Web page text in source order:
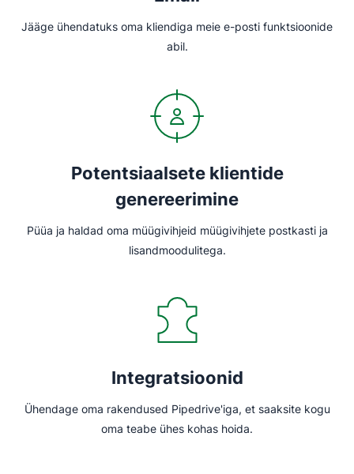
Jääge ühendatuks oma kliendiga meie e-posti funktsioonide
abil.
Potentsiaalsete klientide
genereerimine
Püüa ja haldad oma müügivihjeid müügivihjete postkasti ja
lisandmoodulitega.
Integratsioonid
Ühendage oma rakendused Pipedrive'iga, et saaksite kogu
oma teabe ühes kohas hoida.